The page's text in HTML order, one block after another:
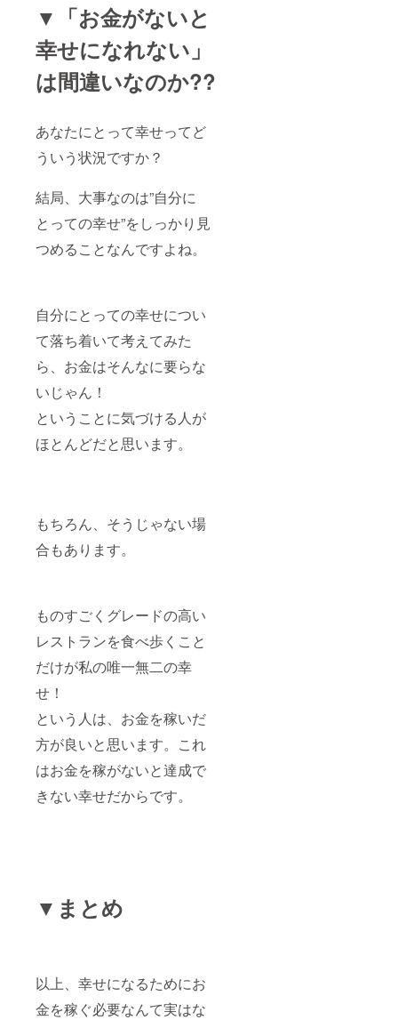
▼「お金がないと
幸せになれない」
は間違いなのか??
あなたにとって幸せってど
ういう状況ですか？
結局、大事なのは”自分に
とっての幸せ”をしっかり見
つめることなんですよね。
自分にとっての幸せについ
て落ち着いて考えてみた
ら、お金はそんなに要らな
いじゃん！
ということに気づける人が
ほとんどだと思います。
もちろん、そうじゃない場
合もあります。
ものすごくグレードの高い
レストランを食べ歩くこと
だけが私の唯一無二の幸
せ！
という人は、お金を稼いだ
方が良いと思います。これ
はお金を稼がないと達成で
きない幸せだからです。
▼まとめ
以上、幸せになるためにお
金を稼ぐ必要なんて実はな